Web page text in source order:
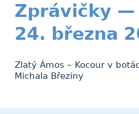
Zprávičky —
24. března
Zlatý Ámos – Kocour v
Michala Březiny